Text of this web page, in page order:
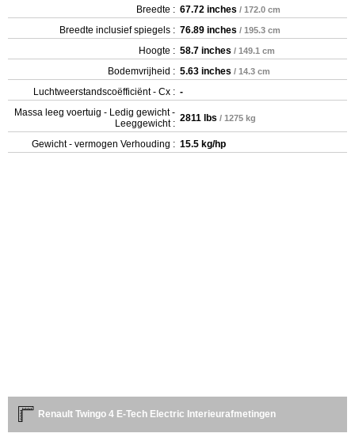
Breedte : 67.72 inches / 172.0 cm
Breedte inclusief spiegels : 76.89 inches / 195.3 cm
Hoogte : 58.7 inches / 149.1 cm
Bodemvrijheid : 5.63 inches / 14.3 cm
Luchtweerstandscoëfficiënt - Cx : -
Massa leeg voertuig - Ledig gewicht -
Leeggewicht : 2811 lbs / 1275 kg
Gewicht - vermogen Verhouding : 15.5 kg/hp
Renault Twingo 4 E-Tech Electric Interieurafmetingen